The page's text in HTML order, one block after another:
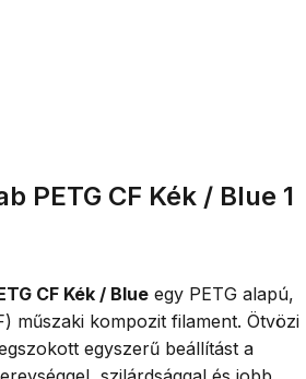
PETG CF Kék / Blue 1
CF Kék / Blue egy PETG alapú,
műszaki kompozit filament. Ötvözi
egyszerű beállítást a